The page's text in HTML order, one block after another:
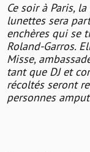
Ce soir à Paris,
lunettes sera
enchères qui se
Roland-Garros.
Misse,
tant que DJ et
récoltés seront
personnes